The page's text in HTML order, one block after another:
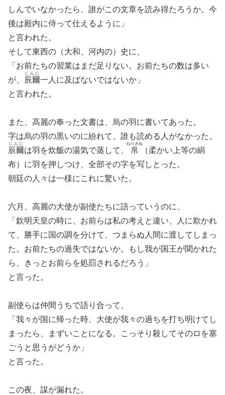
しんでいなかったら、誰がこの文章を読み得たろうか。今
後は殿内に侍って仕えるように」
と言われた。
そして東西の（大和、河内の）史に、
「お前たちの習業はまだ足りない。お前たちの数は多い
が、
辰爾
じんに
一人に及ばないではないか」
と言われた。
また、高麗の奉った文書は、烏の羽に書いてあった。
字は烏の羽の黒いのに紛れて、誰も読める人がなかった。
辰爾
じんに
は羽を炊飯の湯気で蒸して、 帛
ねりきぬ
（柔かい上等の絹
布）に羽を押しつけ、全部その字を写しとった。
朝廷の人々は一様にこれに驚いた。
六月、高麗の大使が副使たちに語っていうのに、
「欽明天皇の時に、お前らは私の考えと違い、人に欺かれ
て、勝手に国の調を分けて、つまらぬ人間に渡してしまっ
た。お前たちの過失ではないか。もし我が国王が聞かれた
ら、きっとお前らを処罰されるだろう」
と言った。
副使らは仲間うちで語り合って、
「我々が国に帰った時、大使が我々の過ちを打ち明けてし
まったら、まずいことになる。こっそり殺してそのロを塞
ごうと思うがどうか」
と言った。
この夜、謀が漏れた。